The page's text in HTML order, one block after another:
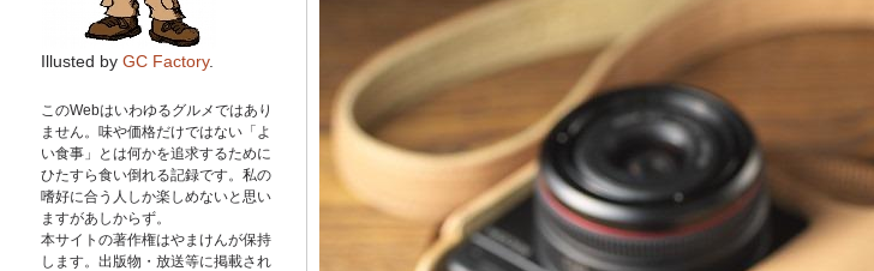
Illusted by GC Factory.
このWebはいわゆるグルメではあり
ません。味や価格だけではない「よ
い食事」とは何かを追求するために
ひたすら食い倒れる記録です。私の
嗜好に合う人しか楽しめないと思い
ますがあしからず。
本サイトの著作権はやまけんが保持
します。出版物・放送等に掲載され